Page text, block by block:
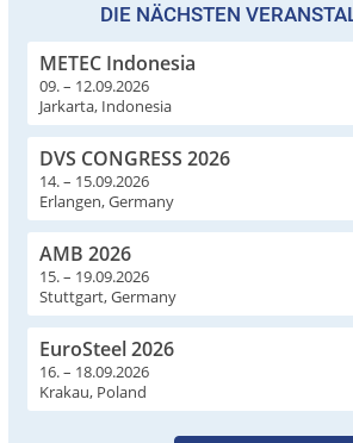
DIE NÄCHSTEN
METEC Indonesia
09. – 12.09.2026
Jarkarta, Indonesia
DVS CONGRESS 2026
14. – 15.09.2026
Erlangen, Germany
AMB 2026
15. – 19.09.2026
Stuttgart, Germany
EuroSteel 2026
16. – 18.09.2026
Krakau, Poland